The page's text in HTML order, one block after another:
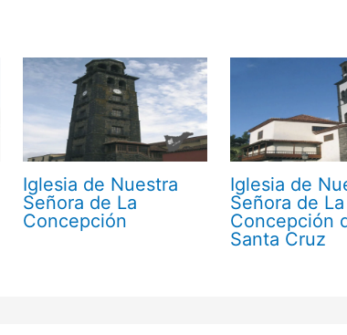
Iglesia de Nuestra
Señora de La
Concepción
Iglesia de
Señora de La
Concepción
Santa Cruz